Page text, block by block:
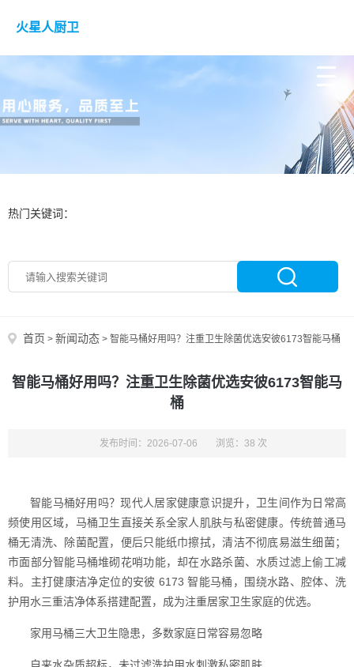
火星人厨卫
热门关键词：
首页 > 新闻动态 > 智能马桶好用吗？注重卫生除菌优选安彼6173智能马桶
智能马桶好用吗？注重卫生除菌优选安彼6173智能马
桶
发布时间：2026-07-06 浏览：38 次
智能马桶好用吗？现代人居家健康意识提升，卫生间作为日常高
频使用区域，马桶卫生直接关系全家人肌肤与私密健康。传统普通马
桶无清洗、除菌配置，便后只能纸巾擦拭，清洁不彻底易滋生细菌；
市面部分智能马桶堆砌花哨功能，却在水路杀菌、水质过滤上偷工减
料。主打健康洁净定位的安彼 6173 智能马桶，围绕水路、腔体、洗
护用水三重洁净体系搭建配置，成为注重居家卫生家庭的优选。
家用马桶三大卫生隐患，多数家庭日常容易忽略